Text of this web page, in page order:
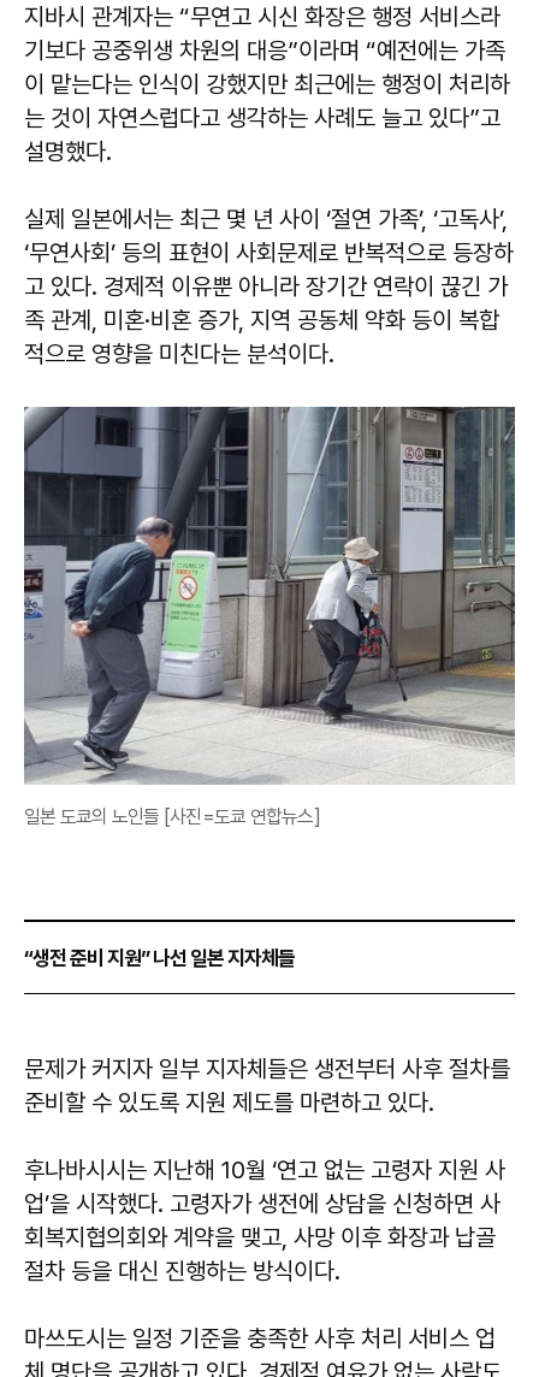
지바시 관계자는 “무연고 시신 화장은 행정 서비스라
기보다 공중위생 차원의 대응”이라며 “예전에는 가족
이 맡는다는 인식이 강했지만 최근에는 행정이 처리하
는 것이 자연스럽다고 생각하는 사례도 늘고 있다”고
설명했다.
실제 일본에서는 최근 몇 년 사이 ‘절연 가족’, ‘고독사’,
‘무연사회’ 등의 표현이 사회문제로 반복적으로 등장하
고 있다. 경제적 이유뿐 아니라 장기간 연락이 끊긴 가
족 관계, 미혼·비혼 증가, 지역 공동체 약화 등이 복합
적으로 영향을 미친다는 분석이다.
일본 도쿄의 노인들 [사진=도쿄 연합뉴스]
“생전 준비 지원” 나선 일본 지자체들
문제가 커지자 일부 지자체들은 생전부터 사후 절차를
준비할 수 있도록 지원 제도를 마련하고 있다.
후나바시시는 지난해 10월 ‘연고 없는 고령자 지원 사
업’을 시작했다. 고령자가 생전에 상담을 신청하면 사
회복지협의회와 계약을 맺고, 사망 이후 화장과 납골
절차 등을 대신 진행하는 방식이다.
마쓰도시는 일정 기준을 충족한 사후 처리 서비스 업